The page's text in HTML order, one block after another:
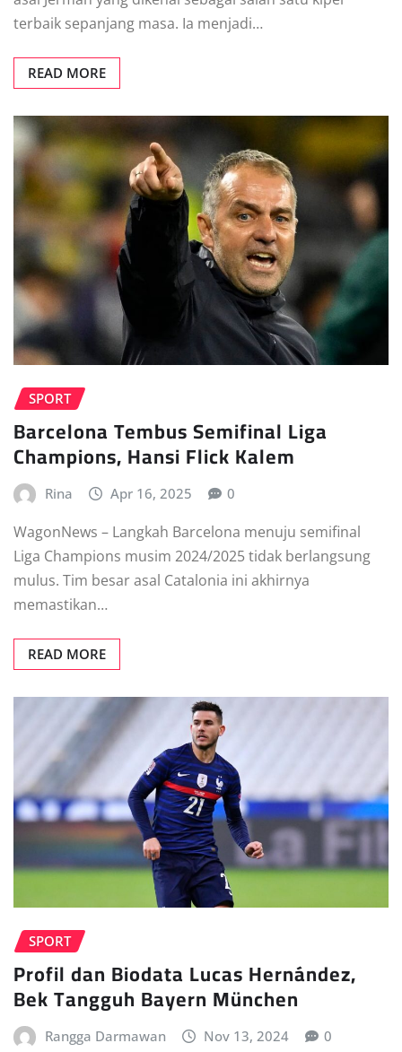
terbaik sepanjang masa. Ia menjadi…
READ MORE
SPORT
Barcelona Tembus Semifinal Liga
Champions, Hansi Flick Kalem
Rina Apr 16, 2025 0
WagonNews – Langkah Barcelona menuju semifinal
Liga Champions musim 2024/2025 tidak berlangsung
mulus. Tim besar asal Catalonia ini akhirnya
memastikan…
READ MORE
SPORT
Profil dan Biodata Lucas Hernández,
Bek Tangguh Bayern München
Rangga Darmawan Nov 13, 2024 0